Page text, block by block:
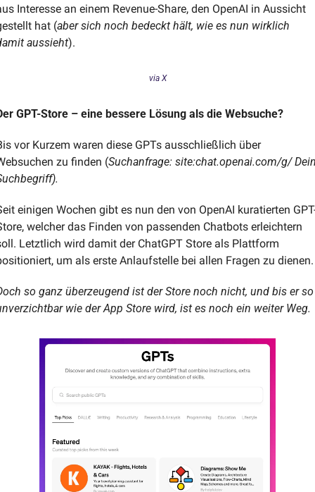
Interesse an einem Revenue-Share, den OpenAI in Aussicht
hat (aber sich noch bedeckt hält, wie es nun wirklich
aussieht).
via X
GPT-Store – eine bessere Lösung als die Websuche?
vor Kurzem waren diese GPTs ausschließlich über
zu finden (Suchanfrage: site:chat.openai.com/g/
einigen Wochen gibt es nun den von OpenAI kuratierten
welcher das Finden von passenden Chatbots erleichtern
Letztlich wird damit der ChatGPT Store als Plattform
um als erste Anlaufstelle bei allen Fragen zu
so ganz überzeugend ist der Store noch nicht, und bis er so
wie der App Store wird, ist es noch ein weiter Weg.